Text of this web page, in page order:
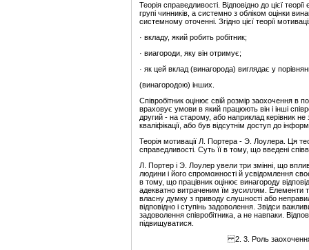
Теорія справедливості. Відповідно до цієї
групі чинників, а системно з обліком оцінки
системному оточенні. Згідно цієї теорії
· вкладу, який робить робітник;
· виагороди, яку він отримує;
· як цей вклад (винагорода) виглядає у
(винагородою) інших.
Співробітник оцінює свій розмір заохочення в
враховує умови в який працюють він і інші
другий - на старому, або наприклад керівник не
кваліфікації, або був відсутнім доступ до
Теорія мотивації Л. Портера - Э. Лоулера. Ця
справедливості. Суть її в тому, що введені
Л. Портер і Э. Лоулер увели три змінні, що
людини і його спроможності й усвідомлення
в тому, що працівник оцінює винагороду
адекватно витраченим їм зусиллям. Елементи
власну думку з приводу слушності або
відповідно і ступінь задоволення. Звідси
задоволення співробітника, а не навпаки.
підвищуватися.
2. 3. Роль заохочення